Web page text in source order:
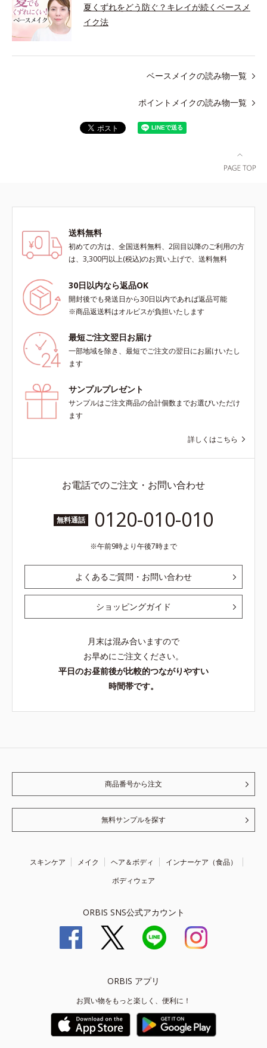
夏くずれをどう防ぐ？キレイが続くベースメ
イク法
ベースメイクの読み物一覧
ポイントメイクの読み物一覧
送料無料
初めての方は、全国送料無料、2回目以降のご利用の方
は、3,300円以上(税込)のお買い上げで、送料無料
30日以内なら返品OK
開封後でも発送日から30日以内であれば返品可能
※商品返送料はオルビスが負担いたします
最短ご注文翌日お届け
一部地域を除き、最短でご注文の翌日にお届けいたし
ます
サンプルプレゼント
サンプルはご注文商品の合計個数までお選びいただけ
ます
詳しくはこちら
お電話でのご注文・お問い合わせ
無料通話 0120-010-010
午前9時より午後7時まで
よくあるご質問・お問い合わせ
ショッピングガイド
月末は混み合いますので
お早めにご注文ください。
平日のお昼前後が比較的つながりやすい
時間帯です。
商品番号から注文
無料サンプルを探す
スキンケア メイク ヘア＆ボディ
インナーケア（食品）
ボディウェア
ORBIS SNS公式アカウント
ORBIS アプリ
お買い物をもっと楽しく、便利に！